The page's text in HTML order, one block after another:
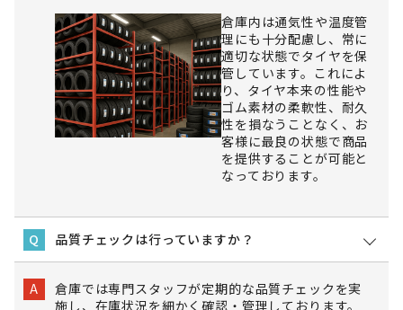
倉庫内は通気性や温度管
理にも十分配慮し、常に
適切な状態でタイヤを保
管しています。これによ
り、タイヤ本来の性能や
ゴム素材の柔軟性、耐久
性を損なうことなく、お
客様に最良の状態で商品
を提供することが可能と
なっております。
Q 品質チェックは行っていますか？
A
倉庫では専門スタッフが定期的な品質チェックを実
施し、在庫状況を細かく確認・管理しております。